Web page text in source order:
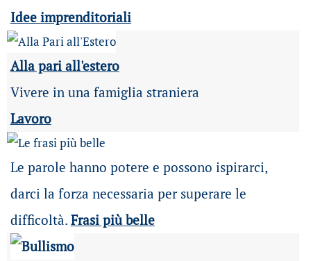
Idee imprenditoriali
Alla pari all'estero
Vivere in una famiglia straniera
Lavoro
Le parole hanno potere e possono ispirarci,
darci la forza necessaria per superare le
difficoltà. Frasi più belle